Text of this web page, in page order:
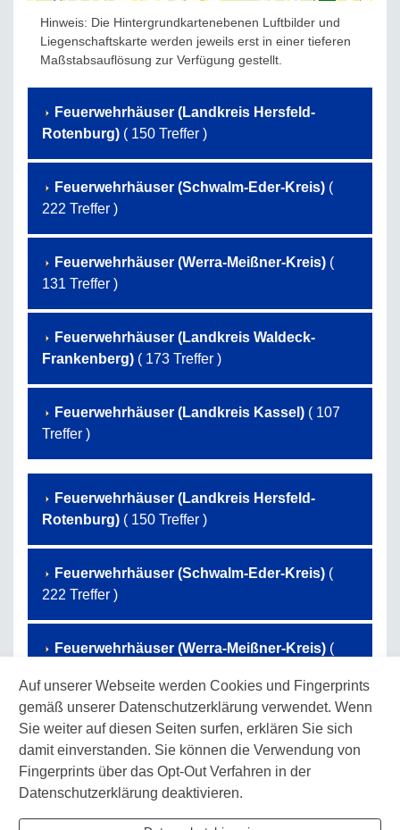
Auf unserer Webseite werden Cookies und Fingerprints
gemäß unserer Datenschutzerklärung verwendet. Wenn
Sie weiter auf diesen Seiten surfen, erklären Sie sich
damit einverstanden. Sie können die Verwendung von
Fingerprints über das Opt-Out Verfahren in der
Datenschutzerklärung deaktivieren.
Hinweis: Die Hintergrundkartenebenen Luftbilder und
Liegenschaftskarte werden jeweils erst in einer tieferen
Maßstabsauflösung zur Verfügung gestellt.
Feuerwehrhäuser (Landkreis Hersfeld-
Rotenburg) ( 150 Treffer )
Feuerwehrhäuser (Schwalm-Eder-Kreis) (
222 Treffer )
Feuerwehrhäuser (Werra-Meißner-Kreis) (
131 Treffer )
Feuerwehrhäuser (Landkreis Waldeck-
Frankenberg) ( 173 Treffer )
Feuerwehrhäuser (Landkreis Kassel) ( 107
Treffer )
Feuerwehrhäuser (Landkreis Hersfeld-
Rotenburg) ( 150 Treffer )
Feuerwehrhäuser (Schwalm-Eder-Kreis) (
222 Treffer )
Feuerwehrhäuser (Werra-Meißner-Kreis) (
Feuerwehrhäuser (Landkreis Waldeck-
Frankenberg)( 173 Treffer )
Feuerwehrhäuser (Landkreis Kassel)
Treffer )